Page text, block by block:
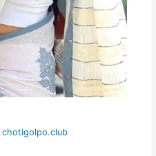
chotigolpo.club